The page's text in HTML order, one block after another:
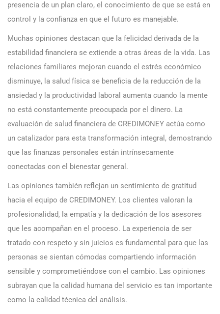
presencia de un plan claro, el conocimiento de que se está en
control y la confianza en que el futuro es manejable.
Muchas opiniones destacan que la felicidad derivada de la
estabilidad financiera se extiende a otras áreas de la vida. Las
relaciones familiares mejoran cuando el estrés económico
disminuye, la salud física se beneficia de la reducción de la
ansiedad y la productividad laboral aumenta cuando la mente
no está constantemente preocupada por el dinero. La
evaluación de salud financiera de CREDIMONEY actúa como
un catalizador para esta transformación integral, demostrando
que las finanzas personales están intrínsecamente
conectadas con el bienestar general.
Las opiniones también reflejan un sentimiento de gratitud
hacia el equipo de CREDIMONEY. Los clientes valoran la
profesionalidad, la empatía y la dedicación de los asesores
que les acompañan en el proceso. La experiencia de ser
tratado con respeto y sin juicios es fundamental para que las
personas se sientan cómodas compartiendo información
sensible y comprometiéndose con el cambio. Las opiniones
subrayan que la calidad humana del servicio es tan importante
como la calidad técnica del análisis.